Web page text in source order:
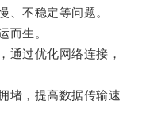
不稳定等问题。
生。
过优化网络连接，
，提高数据传输速